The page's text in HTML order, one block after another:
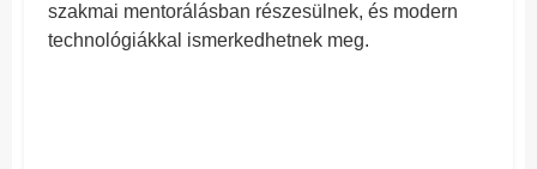
szakmai mentorálásban részesülnek, és modern
technológiákkal ismerkedhetnek meg.